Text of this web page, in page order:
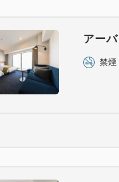
アー
禁煙